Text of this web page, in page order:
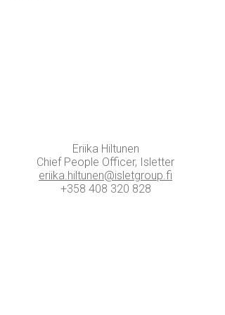
Erii­ka Hiltunen
Chief People Officer, Isletter
eriika.​hiltunen@​isletgroup.​fi
+358 408 320 828